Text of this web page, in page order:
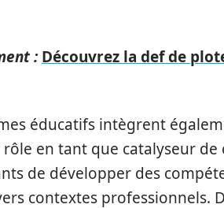
: Découvrez la def de
éducatifs intègrent
en tant que catalyseur
de développer des
contextes professionnels.